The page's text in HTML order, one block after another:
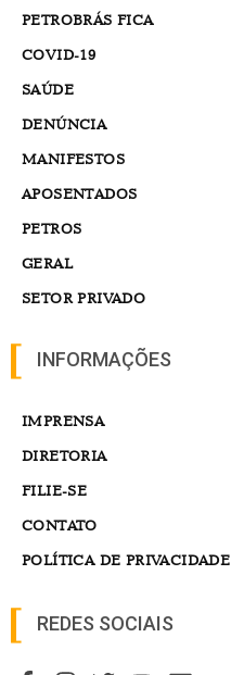
PETROBRÁS FICA
COVID-19
SAÚDE
DENÚNCIA
MANIFESTOS
APOSENTADOS
PETROS
GERAL
SETOR PRIVADO
INFORMAÇÕES
IMPRENSA
DIRETORIA
FILIE-SE
CONTATO
POLÍTICA DE PRIVACIDADE
REDES SOCIAIS